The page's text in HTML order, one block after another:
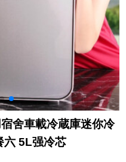
舍車載冷蔵庫迷你冷
六 5L强冷芯